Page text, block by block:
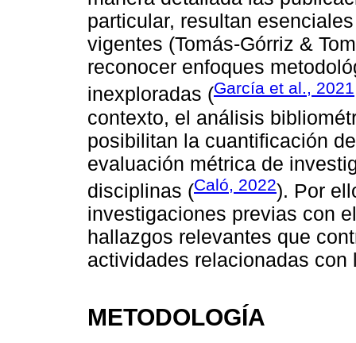
particular, resultan
vigentes (Tomás-Górriz &
reconocer enfoques
inexploradas (García et al., 2021
contexto, el análisis
posibilitan la cuantificación
evaluación métrica de
disciplinas (Caló, 2022). Por
investigaciones previas con
hallazgos relevantes que
actividades relacionadas con
METODOLOGÍA